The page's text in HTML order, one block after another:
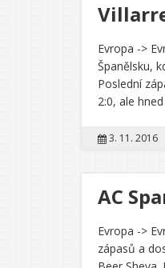
Evropa ->
Španělsku,
Poslední
2:0, ale
3. 11. 2016
AC
Evropa ->
zápasů a